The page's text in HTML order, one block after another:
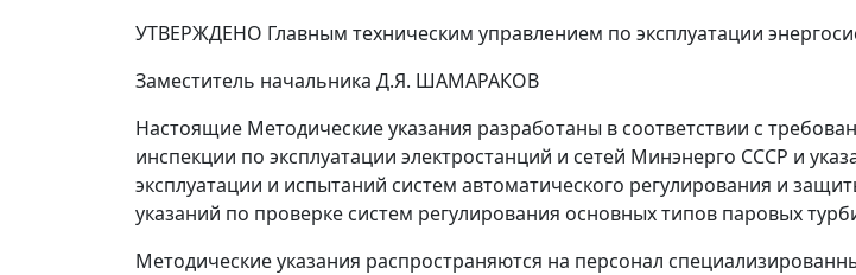
УТВЕРЖДЕНО Главным техническим управлением по эксплуатации
Заместитель начальника Д.Я. ШАМАРАКОВ
Настоящие Методические указания разработаны в соответствии с
инспекции по эксплуатации электростанций и сетей Минэнерго СССР и
эксплуатации и испытаний систем автоматического регулирования и
указаний по проверке систем регулирования основных типов паровых
Методические указания распространяются на персонал